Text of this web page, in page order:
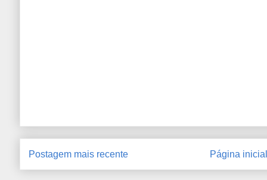
Postagem mais recente Página inicial